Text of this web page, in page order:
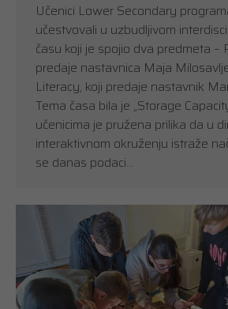
Učenici Lower Secondary
učestvovali u uzbudljivom
času koji je spojio dva predmeta –
predaje nastavnica Maja
Literacy, koji predaje nastavnik
Tema časa bila je „Storage
učenicima je pružena prilika da u
interaktivnom okruženju istraže
se danas podaci…